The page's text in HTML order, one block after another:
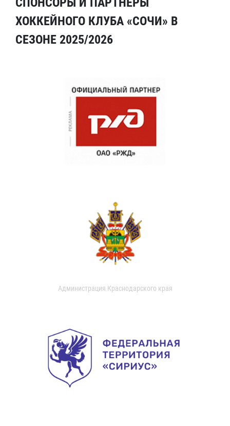
ХОККЕЙНОГО КЛУБА «СОЧИ» В
СЕЗОНЕ 2025/2026
Администрация Краснодарского края